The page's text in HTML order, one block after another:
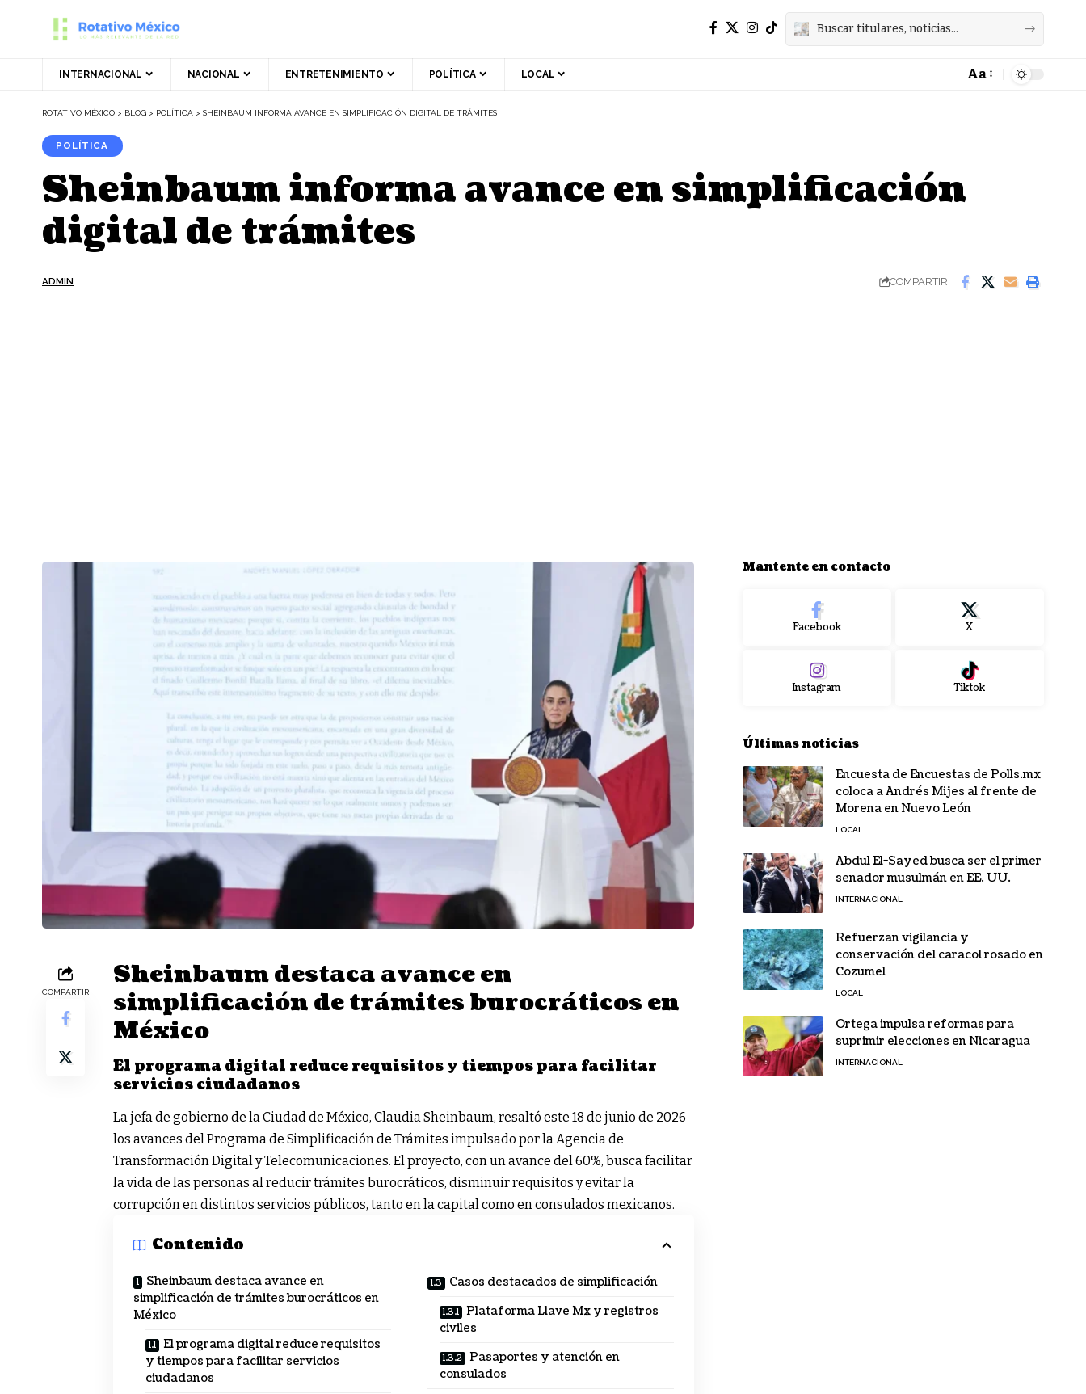
INTERNACIONAL NACIONAL ENTRETENIMIENTO POLÍTICA LOCAL Aa
ROTATIVO MÉXICO > BLOG > POLÍTICA > SHEINBAUM INFORMA AVANCE EN SIMPLIFICACIÓN DIGITAL DE TRÁMITES
POLÍTICA
Sheinbaum informa avance en simplificación
digital de trámites
ADMIN COMPARTIR
COMPARTIR
Sheinbaum destaca avance en
simplificación de trámites burocráticos en
México
El programa digital reduce requisitos y tiempos para facilitar
servicios ciudadanos
La jefa de gobierno de la Ciudad de México, Claudia Sheinbaum, resaltó este 18 de junio de 2026
los avances del Programa de Simplificación de Trámites impulsado por la Agencia de
Transformación Digital y Telecomunicaciones. El proyecto, con un avance del 60%, busca facilitar
la vida de las personas al reducir trámites burocráticos, disminuir requisitos y evitar la
corrupción en distintos servicios públicos, tanto en la capital como en consulados mexicanos.
Contenido
Sheinbaum destaca avance en
simplificación de trámites burocráticos en
México
El programa digital reduce requisitos
y tiempos para facilitar servicios
ciudadanos
Casos destacados de simplificación
Plataforma Llave Mx y registros
civiles
Pasaportes y atención en
consulados
Mantente en contacto
Facebook X
Instagram Tiktok
Últimas noticias
Encuesta de Encuestas de Polls.mx
coloca a Andrés Mijes al frente de
Morena en Nuevo León
LOCAL
Abdul El-Sayed busca ser el primer
senador musulmán en EE. UU.
INTERNACIONAL
Refuerzan vigilancia y
conservación del caracol rosado en
Cozumel
LOCAL
Ortega impulsa reformas para
suprimir elecciones en Nicaragua
INTERNACIONAL